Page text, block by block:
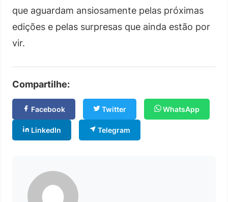
que aguardam ansiosamente pelas próximas
edições e pelas surpresas que ainda estão por
vir.
Compartilhe:
Facebook Twitter WhatsApp
LinkedIn Telegram